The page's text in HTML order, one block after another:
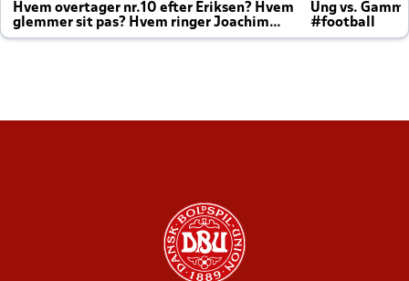
Hvem overtager nr.10 efter Eriksen? Hvem
glemmer sit pas? Hvem ringer Joachim
altid til efter kampe?
Ung vs.
#football